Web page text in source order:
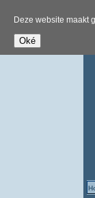
Deze website maakt